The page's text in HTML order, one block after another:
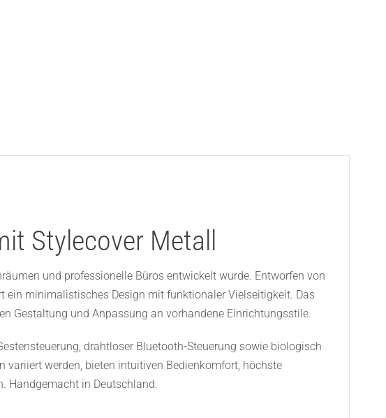
Stylecover Metall
und professionelle Büros entwickelt wurde. Entworfen von
ein minimalistisches Design mit funktionaler Vielseitigkeit. Das
Gestaltung und Anpassung an vorhandene Einrichtungsstile.
drahtloser Bluetooth-Steuerung sowie biologisch
werden, bieten intuitiven Bedienkomfort, höchste
Handgemacht in Deutschland.